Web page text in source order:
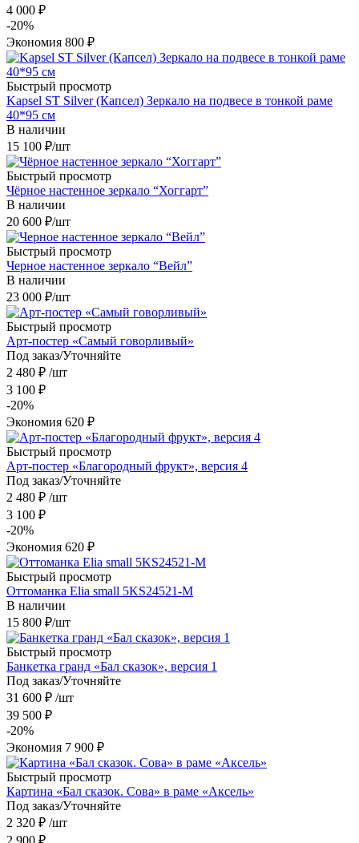
4 000 ₽
-20%
Экономия 800 ₽
Быстрый просмотр
Kapsel ST Silver (Капсел) Зеркало на подвесе в тонкой раме
40*95 см
В наличии
15 100 ₽/шт
Быстрый просмотр
Чёрное настенное зеркало “Хоггарт”
В наличии
20 600 ₽/шт
Быстрый просмотр
Черное настенное зеркало “Вейл”
В наличии
23 000 ₽/шт
Быстрый просмотр
Арт-постер «Самый говорливый»
Под заказ/Уточняйте
2 480 ₽ /шт
3 100 ₽
-20%
Экономия 620 ₽
Быстрый просмотр
Арт-постер «Благородный фрукт», версия 4
Под заказ/Уточняйте
2 480 ₽ /шт
3 100 ₽
-20%
Экономия 620 ₽
Быстрый просмотр
Оттоманка Elia small 5KS24521-M
В наличии
15 800 ₽/шт
Быстрый просмотр
Банкетка гранд «Бал сказок», версия 1
Под заказ/Уточняйте
31 600 ₽ /шт
39 500 ₽
-20%
Экономия 7 900 ₽
Быстрый просмотр
Картина «Бал сказок. Сова» в раме «Аксель»
Под заказ/Уточняйте
2 320 ₽ /шт
2 900 ₽